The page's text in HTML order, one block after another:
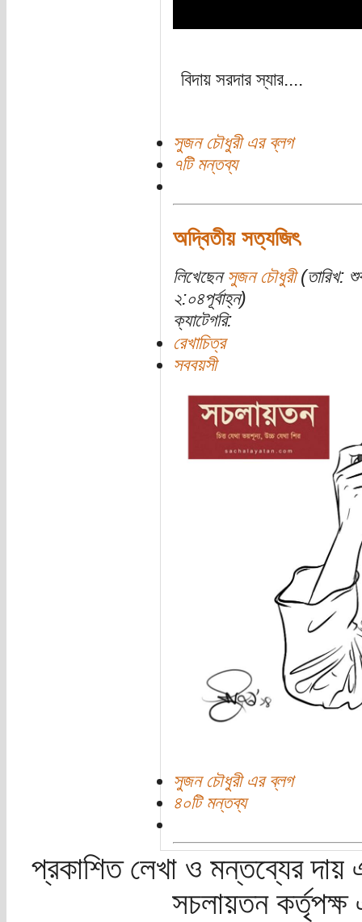
বিদায় সরদার স্যার....
সুজন চৌধুরী এর ব্লগ
৭টি মন্তব্য
অদ্বিতীয় সত্যজিৎ
লিখেছেন সুজন চৌধুরী(তারিখ:
২:০৪পূর্বাহ্ন)
ক্যাটেগরি:
রেখাচিত্র
সববয়সী
সুজন চৌধুরী এর ব্লগ
৪০টি মন্তব্য
প্রকাশিত লেখা ও মন্তব্যের দায়
সচলায়তন